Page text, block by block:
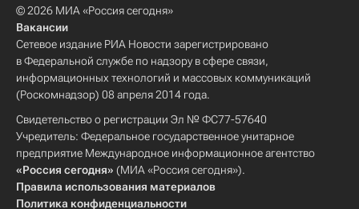
© 2026 МИА «Россия сегодня»
Вакансии
Сетевое издание РИА Новости зарегистрировано
в Федеральной службе по надзору в сфере связи,
информационных технологий и массовых коммуникаций
(Роскомнадзор) 08 апреля 2014 года.
Свидетельство о регистрации Эл № ФС77-57640
Учредитель: Федеральное государственное унитарное
предприятие Международное информационное агентство
«Россия сегодня» (МИА «Россия сегодня»).
Правила использования материалов
Политика конфиденциальности